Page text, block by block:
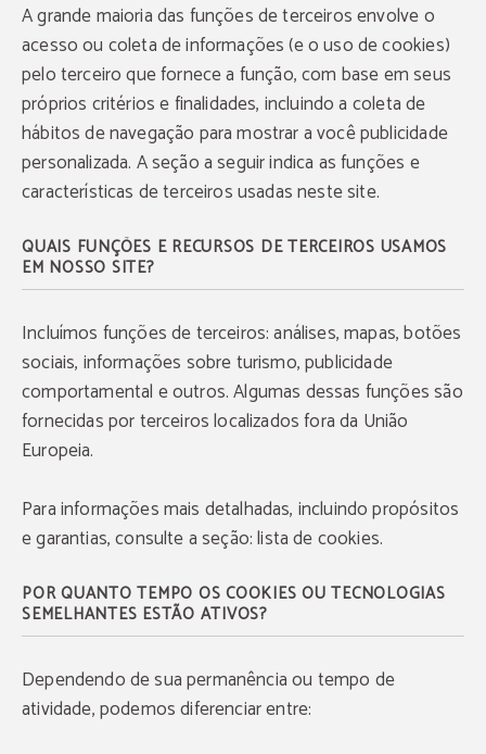
A grande maioria das funções de terceiros envolve o
acesso ou coleta de informações (e o uso de cookies)
pelo terceiro que fornece a função, com base em seus
próprios critérios e finalidades, incluindo a coleta de
hábitos de navegação para mostrar a você publicidade
personalizada. A seção a seguir indica as funções e
características de terceiros usadas neste site.
QUAIS FUNÇÕES E RECURSOS DE TERCEIROS USAMOS
EM NOSSO SITE?
Incluímos funções de terceiros: análises, mapas, botões
sociais, informações sobre turismo, publicidade
comportamental e outros. Algumas dessas funções são
fornecidas por terceiros localizados fora da União
Europeia.
Para informações mais detalhadas, incluindo propósitos
e garantias, consulte a seção: lista de cookies.
POR QUANTO TEMPO OS COOKIES OU TECNOLOGIAS
SEMELHANTES ESTÃO ATIVOS?
Dependendo de sua permanência ou tempo de
atividade, podemos diferenciar entre: